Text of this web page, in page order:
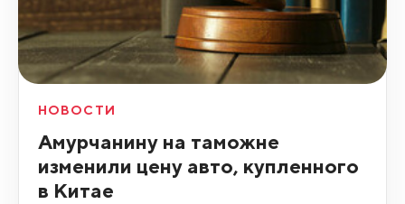
НОВОСТИ
Амурчанину на таможне
изменили цену авто, купленного
в Китае